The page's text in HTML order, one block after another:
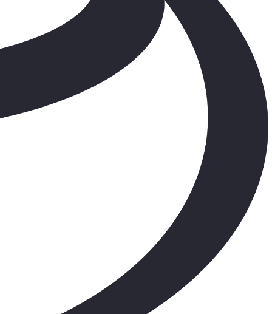
Bayinizle görüntülü görüşün
Toyota kirala: Rent a Toyota